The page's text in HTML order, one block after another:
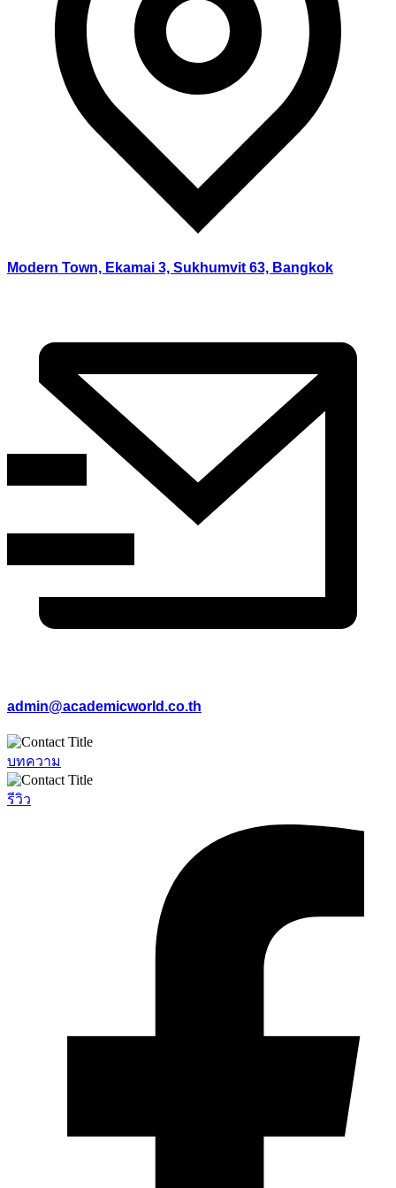
Modern Town, Ekamai 3, Sukhumvit 63, Bangkok
admin@academicworld.co.th
บทความ
รีวิว